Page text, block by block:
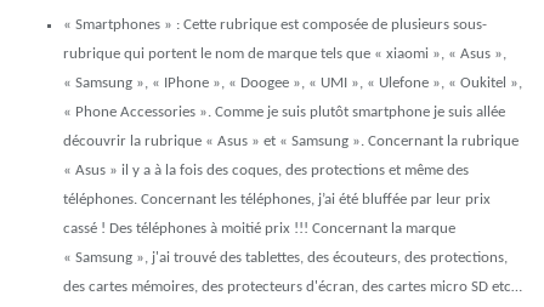
« Smartphones » : Cette rubrique est composée de plusieurs sous-
rubrique qui portent le nom de marque tels que « xiaomi », « Asus »,
« Samsung », « IPhone », « Doogee », « UMI », « Ulefone », « Oukitel »,
« Phone Accessories ». Comme je suis plutôt smartphone je suis allée
découvrir la rubrique « Asus » et « Samsung ». Concernant la rubrique
« Asus » il y a à la fois des coques, des protections et même des
téléphones. Concernant les téléphones, j’ai été bluffée par leur prix
cassé ! Des téléphones à moitié prix !!! Concernant la marque
« Samsung », j'ai trouvé des tablettes, des écouteurs, des protections,
des cartes mémoires, des protecteurs d'écran, des cartes micro SD etc…